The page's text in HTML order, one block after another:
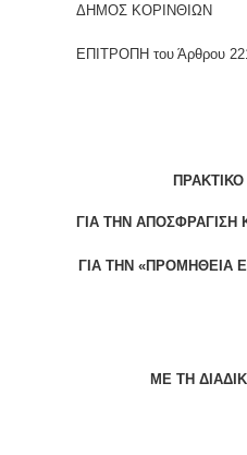
ΔΗΜΟΣ ΚΟΡΙΝΘΙΩΝ
ΕΠΙΤΡΟΠΗ του Άρθρου
ΓΙΑ ΤΗΝ
ΓΙΑ ΤΗΝ «ΠΡΟΜΗΘΕΙΑ
ΜΕ ΤΗ